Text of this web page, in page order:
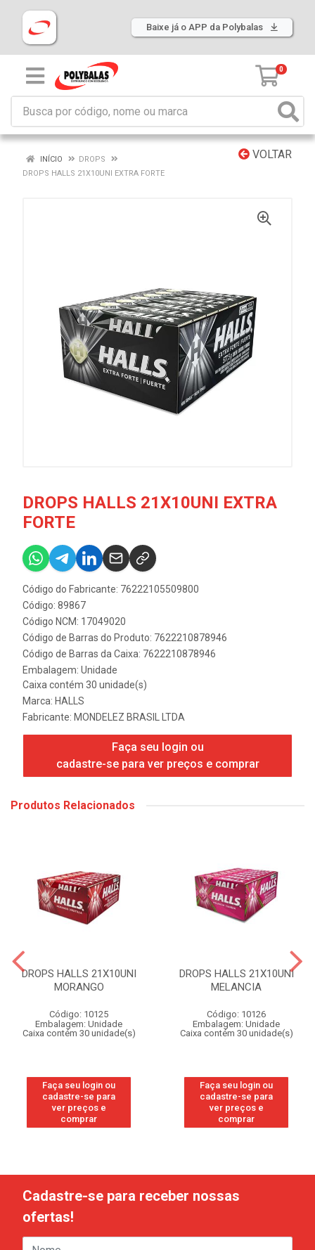
Baixe já o APP da Polybalas
0
VOLTAR
INÍCIO
DROPS
DROPS HALLS 21X10UNI EXTRA FORTE
DROPS HALLS 21X10UNI EXTRA
FORTE
Código do Fabricante: 76222105509800
Código: 89867
Código NCM: 17049020
Código de Barras do Produto: 7622210878946
Código de Barras da Caixa: 7622210878946
Embalagem: Unidade
Caixa contém 30 unidade(s)
Marca: HALLS
Fabricante: MONDELEZ BRASIL LTDA
Faça seu login ou
cadastre-se para ver preços e comprar
Produtos Relacionados
DROPS HALLS 21X10UNI
MORANGO
Código: 10125
Embalagem: Unidade
Caixa contém 30 unidade(s)
Faça seu login ou
cadastre-se para
ver preços e
comprar
DROPS HALLS 21X10UNI
MELANCIA
Código: 10126
Embalagem: Unidade
Caixa contém 30 unidade(s)
Faça seu login ou
cadastre-se para
ver preços e
comprar
Cadastre-se para receber nossas
ofertas!